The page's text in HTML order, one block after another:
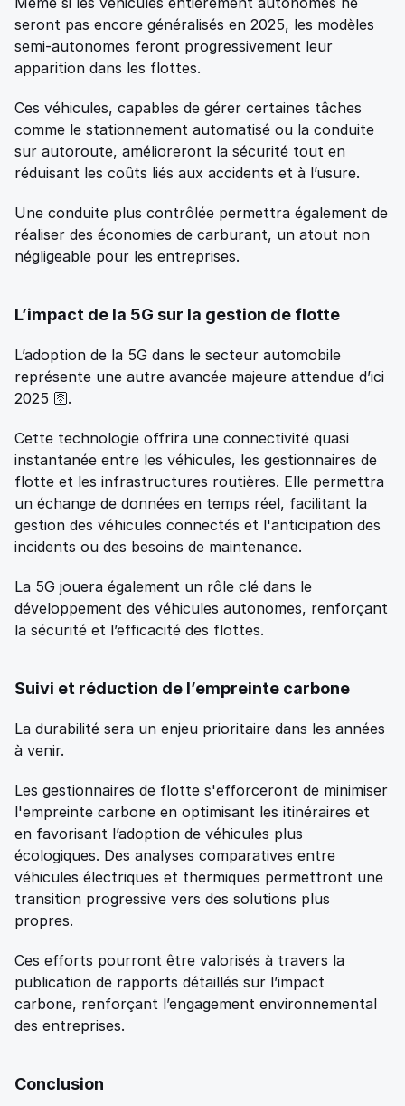
seront pas encore généralisés en 2025, les modèles
semi-autonomes feront progressivement leur
apparition dans les flottes.
Ces véhicules, capables de gérer certaines tâches
comme le stationnement automatisé ou la conduite
sur autoroute, amélioreront la sécurité tout en
réduisant les coûts liés aux accidents et à l’usure.
Une conduite plus contrôlée permettra également de
réaliser des économies de carburant, un atout non
négligeable pour les entreprises.
L’impact de la 5G sur la gestion de flotte
L’adoption de la 5G dans le secteur automobile
représente une autre avancée majeure attendue d’ici
2025 🛜.
Cette technologie offrira une connectivité quasi
instantanée entre les véhicules, les gestionnaires de
flotte et les infrastructures routières. Elle permettra
un échange de données en temps réel, facilitant la
gestion des véhicules connectés et l'anticipation des
incidents ou des besoins de maintenance.
La 5G jouera également un rôle clé dans le
développement des véhicules autonomes, renforçant
la sécurité et l’efficacité des flottes.
Suivi et réduction de l’empreinte carbone
La durabilité sera un enjeu prioritaire dans les années
à venir.
Les gestionnaires de flotte s'efforceront de minimiser
l'empreinte carbone en optimisant les itinéraires et
en favorisant l’adoption de véhicules plus
écologiques. Des analyses comparatives entre
véhicules électriques et thermiques permettront une
transition progressive vers des solutions plus
propres.
Ces efforts pourront être valorisés à travers la
publication de rapports détaillés sur l’impact
carbone, renforçant l’engagement environnemental
des entreprises.
Conclusion